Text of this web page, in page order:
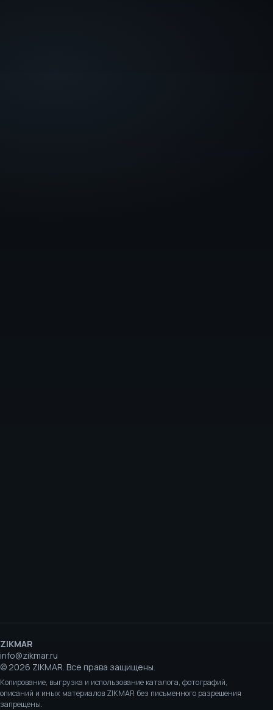
ZIKMAR
info@zikmar.ru
© 2026 ZIKMAR. Все права защищены.
Копирование, выгрузка и использование каталога, фотографий,
описаний и иных материалов ZIKMAR без письменного разрешения
запрещены.